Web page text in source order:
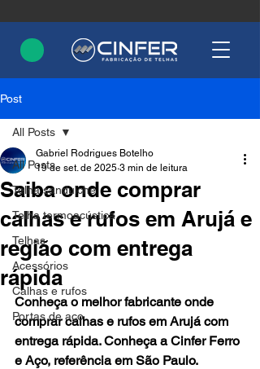
Post
All Posts
Telha sanduíche
Telha termoacústica
Telhas
Acessórios
Calhas e rufos
Portas de aço
All Posts
Saiba onde comprar
calhas e rufos em Arujá e
região com entrega
rápida
Gabriel Rodrigues Botelho
19 de set. de 2025 3 min de leitura
Conheça o melhor fabricante onde
comprar calhas e rufos em Arujá com
entrega rápida. Conheça a Cinfer Ferro
e Aço, referência em São Paulo.